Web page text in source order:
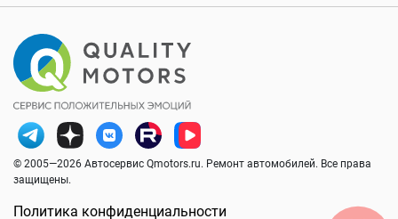
© 2005—2026 Автосервис Qmotors.ru. Ремонт автомобилей. Все права
защищены.
Политика конфиденциальности